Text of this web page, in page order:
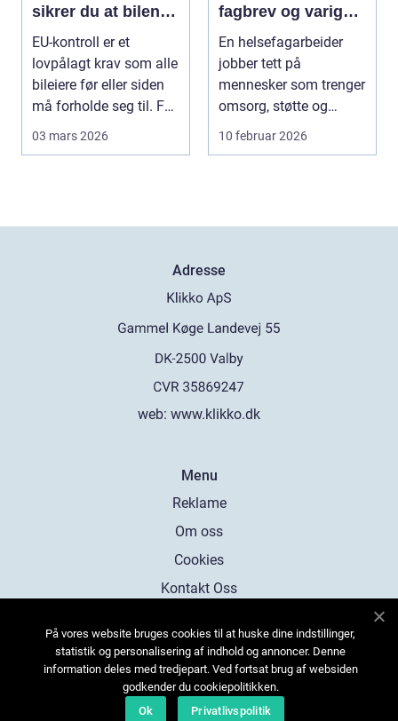
sikrer du at bilen
går gjennom
EU-kontroll er et
lovpålagt krav som alle
bileiere før eller siden
må forholde seg til. For
mange bl...
03 mars 2026
fagbrev og varig
jobb
En helsefagarbeider
jobber tett på
mennesker som trenger
omsorg, støtte og
helsehjelp i hverdagen.
10 februar 2026
Adresse
web: www.klikko.dk
Menu
Reklame
Om oss
Cookies
Kontakt Oss
På vores website bruges cookies til at huske dine indstillinger,
statistik og personalisering af indhold og annoncer. Denne
information deles med tredjepart. Ved fortsat brug af websiden
godkender du cookiepolitikken.
Ok
Privatlivspolitik